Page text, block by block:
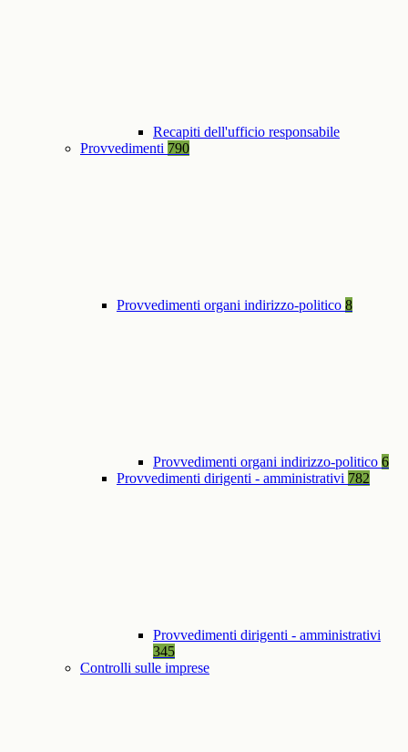
Recapiti dell'ufficio responsabile
Provvedimenti 790
Provvedimenti organi indirizzo-politico 8
Provvedimenti organi indirizzo-politico 6
Provvedimenti dirigenti - amministrativi 782
Provvedimenti dirigenti - amministrativi
345
Controlli sulle imprese